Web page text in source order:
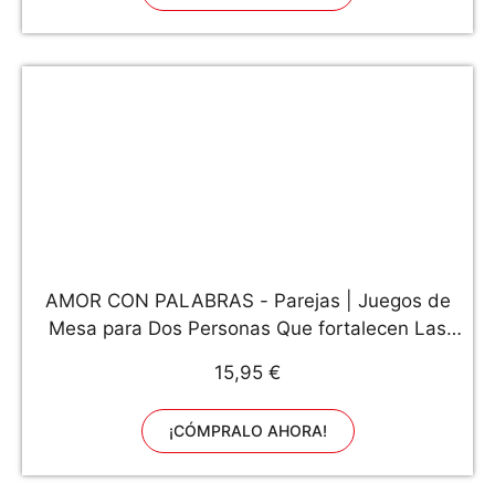
AMOR CON PALABRAS - Parejas | Juegos de
Mesa para Dos Personas Que fortalecen Las
Regalos para mi Novio o Novia
15,95 €
¡CÓMPRALO AHORA!